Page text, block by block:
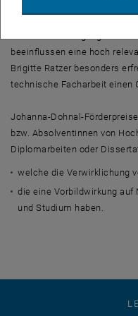
beeinflussen eine hoch
Brigitte Ratzer besonders
technische Facharbeit einen
Johanna-Dohnal-
bzw. Absolventinnen von
Diplomarbeiten oder
welche die Verwirklichung
die eine Vorbildwirkung auf
und Studium haben.